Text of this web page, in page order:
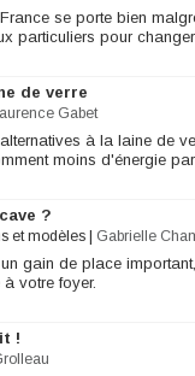
se porte bien
particuliers pour
de verre
Gabet
à la laine de
moins d'énergie
?
et modèles Gabrielle
gain de place
votre foyer.
!